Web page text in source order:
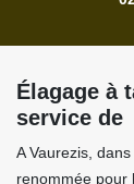
Élagage à
service de
A Vaurezis,
renommée pour